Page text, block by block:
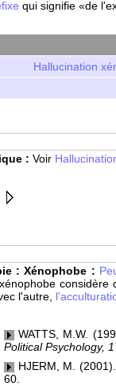
qui signifie «de
Hallucination
: Voir
: Xénophobe :
considère
l'autre,
WATTS, M.W.
Political Psychology,
HJERM, M.
60.